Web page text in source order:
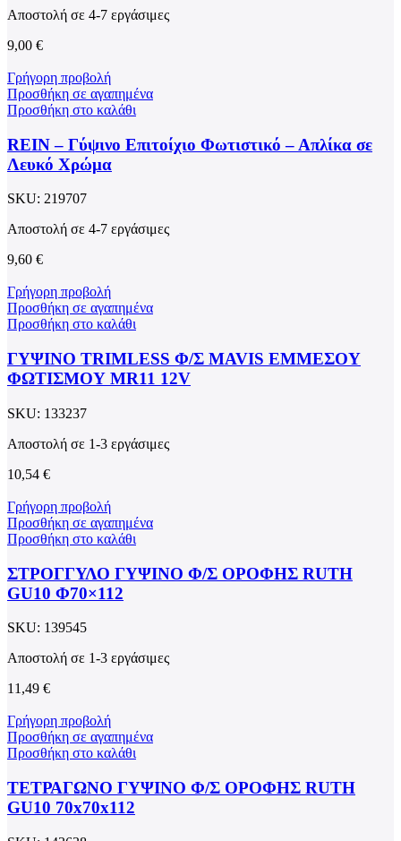
Αποστολή σε 4-7 εργάσιμες
9,00 €
Γρήγορη προβολή
Προσθήκη σε αγαπημένα
Προσθήκη στο καλάθι
REIN – Γύψινο Επιτοίχιο Φωτιστικό – Απλίκα σε
Λευκό Χρώμα
SKU: 219707
Αποστολή σε 4-7 εργάσιμες
9,60 €
Γρήγορη προβολή
Προσθήκη σε αγαπημένα
Προσθήκη στο καλάθι
ΓΥΨΙΝΟ TRIMLESS Φ/Σ MAVIS ΕΜΜΕΣΟΥ
ΦΩΤΙΣΜΟΥ MR11 12V
SKU: 133237
Αποστολή σε 1-3 εργάσιμες
10,54 €
Γρήγορη προβολή
Προσθήκη σε αγαπημένα
Προσθήκη στο καλάθι
ΣΤΡΟΓΓΥΛΟ ΓΥΨΙΝΟ Φ/Σ ΟΡΟΦΗΣ RUTH
GU10 Φ70×112
SKU: 139545
Αποστολή σε 1-3 εργάσιμες
11,49 €
Γρήγορη προβολή
Προσθήκη σε αγαπημένα
Προσθήκη στο καλάθι
ΤΕΤΡΑΓΩΝΟ ΓΥΨΙΝΟ Φ/Σ ΟΡΟΦΗΣ RUTH
GU10 70x70x112